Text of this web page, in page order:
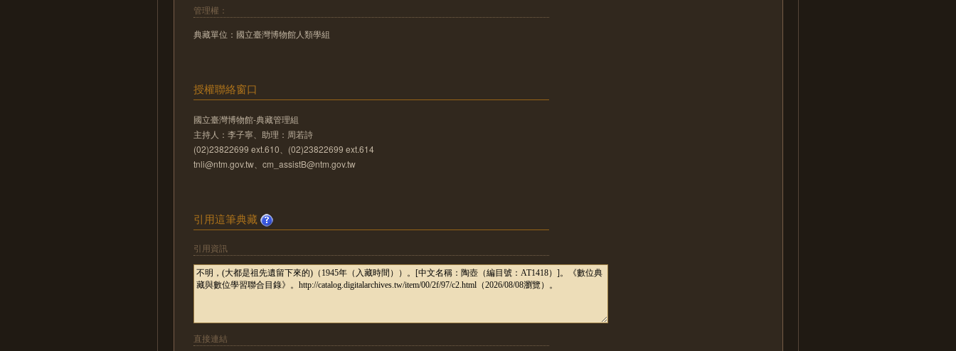
管理權：
典藏單位：國立臺灣博物館人類學組
授權聯絡窗口
國立臺灣博物館-典藏管理組
主持人：李子寧、助理：周若詩
(02)23822699 ext.610、(02)23822699 ext.614
tnli@ntm.gov.tw、cm_assistB@ntm.gov.tw
引用這筆典藏
引用資訊
直接連結